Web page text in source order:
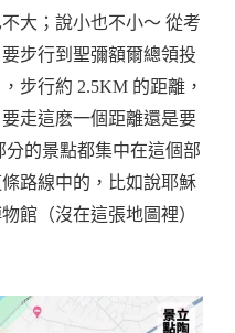
大；說小也不小～ 從考
步行到聖彌額爾總領投
步行約 2.5KM 的距離，
走這麽一個距離還是要
的景點都集中在這個部
路線中的，比如說耶穌
館（沒在這張地圖裡）